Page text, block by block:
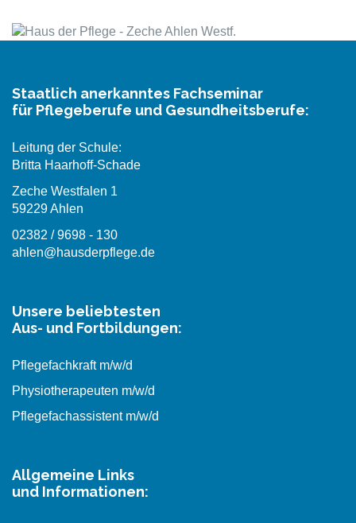
Staatlich anerkanntes Fachseminar
für Pflegeberufe und Gesundheitsberufe:
Leitung der Schule:
Britta Haarhoff-Schade
Zeche Westfalen 1
59229 Ahlen
02382 / 9698 - 130
ahlen@hausderpflege.de
Unsere beliebtesten
Aus- und Fortbildungen:
Pflegefachkraft m/w/d
Physiotherapeuten m/w/d
Pflegefachassistent m/w/d
Allgemeine Links
und Informationen: